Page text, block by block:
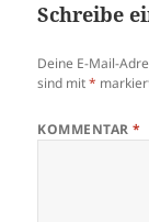
Schreibe
Deine E-Mail-
sind mit*
KOMMENTAR*